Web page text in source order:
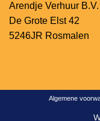
Arendje Verhuur B.V.
De Grote Elst 42
5246JR Rosmalen
Algemene